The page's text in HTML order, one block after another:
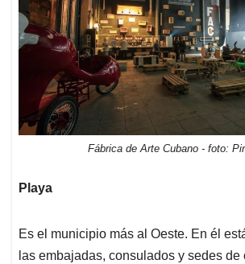
Fábrica de Arte Cubano - foto:
Playa
Es el municipio más al Oeste. En él
las embajadas, consulados y sedes de